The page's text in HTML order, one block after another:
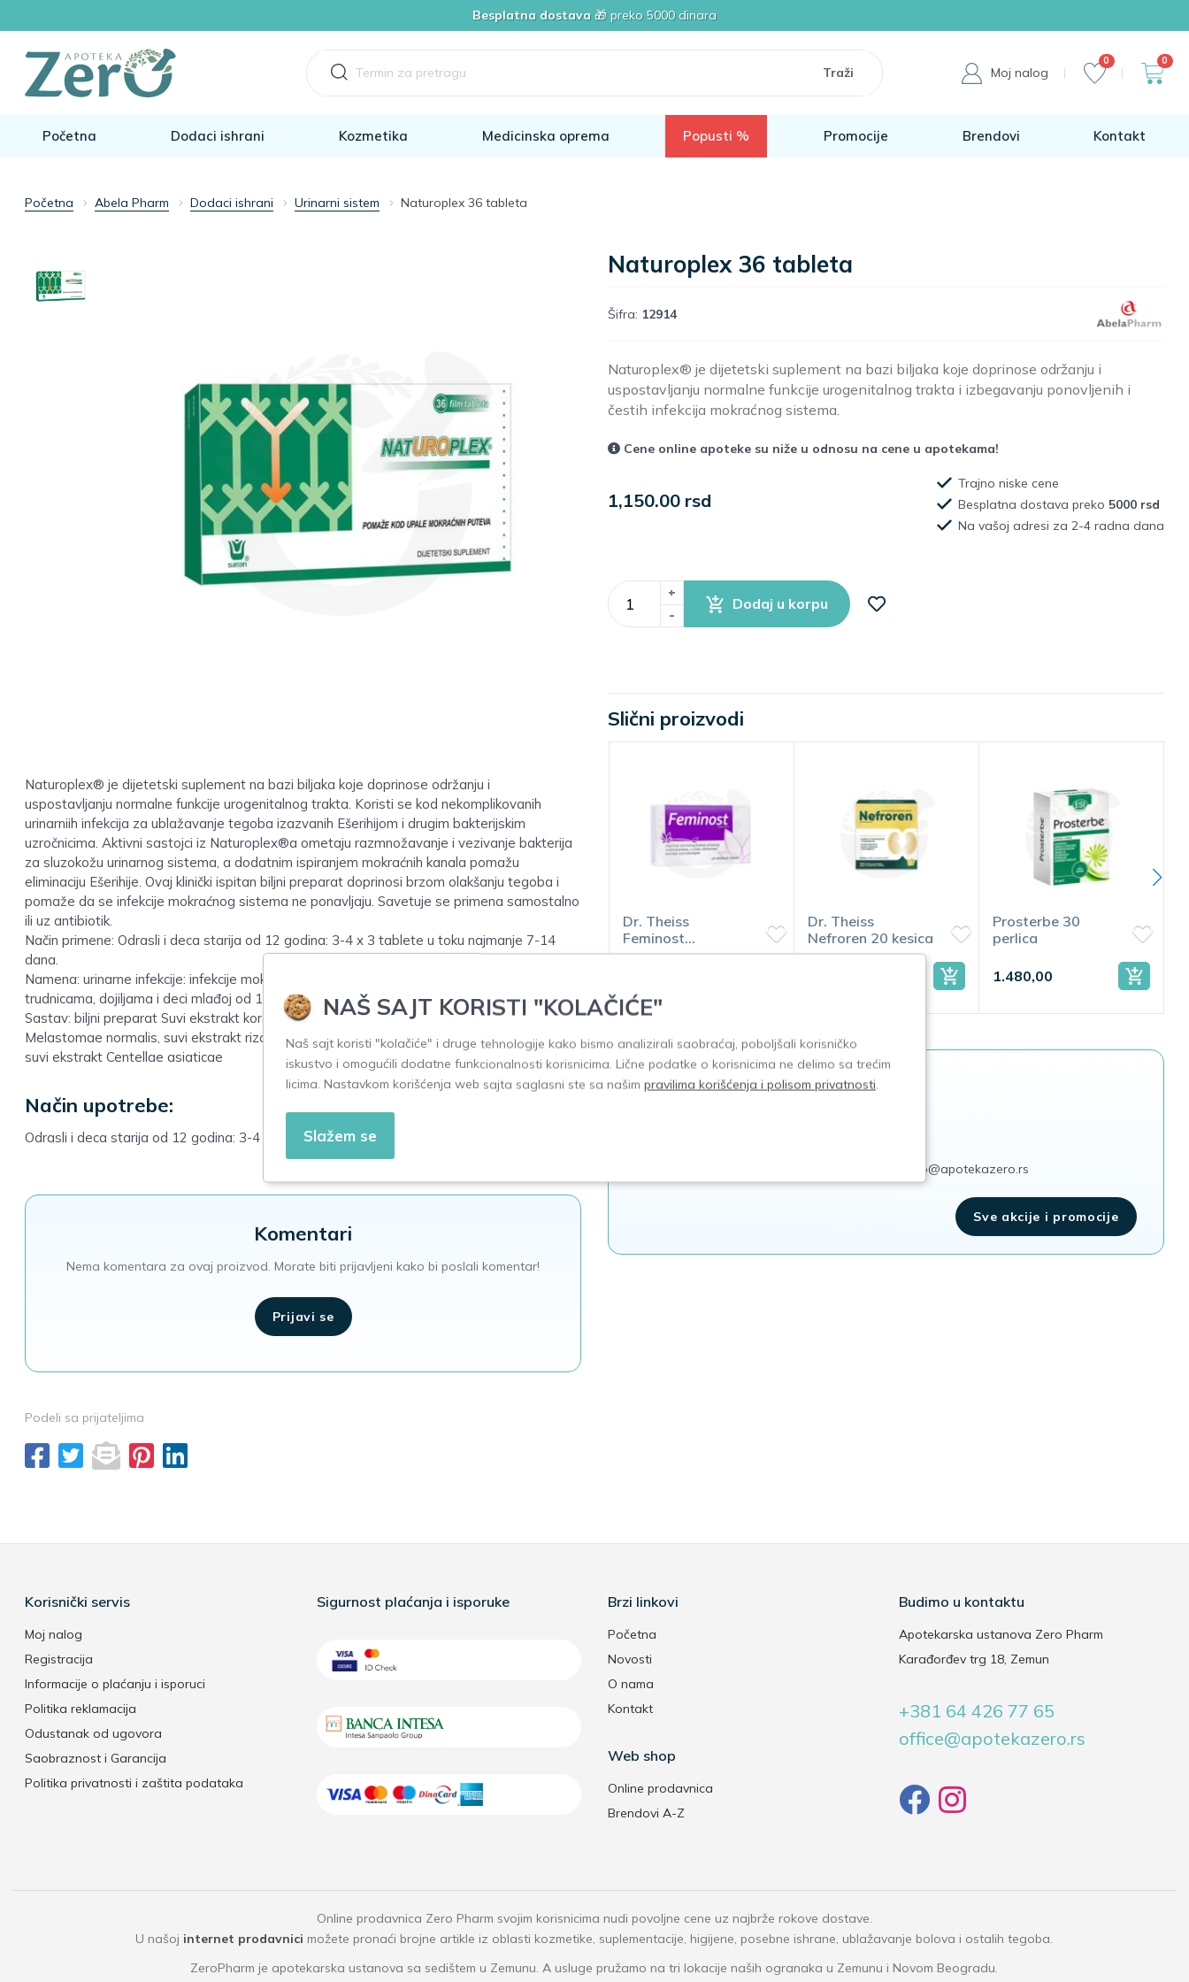
Besplatna dostava🎁 preko 5000 dinara
Moj nalog
0 0
Početna Dodaci ishrani Kozmetika Medicinska oprema Popusti % Promocije Brendovi Kontakt
Početna Abela Pharm Dodaci ishrani Urinarni sistem Naturoplex 36 tableta
Naturoplex® je dijetetski suplement na bazi biljaka koje doprinose održanju i
uspostavljanju normalne funkcije urogenitalnog trakta. Koristi se kod nekomplikovanih
urinarniih infekcija za ublažavanje tegoba izazvanih Ešerihijom i drugim bakterijskim
uzročnicima. Aktivni sastojci iz Naturoplex®a ometaju razmnožavanje i vezivanje bakterija
za sluzokožu urinarnog sistema, a dodatnim ispiranjem mokraćnih kanala pomažu
eliminaciju Ešerihije. Ovaj klinički ispitan biljni preparat doprinosi brzom olakšanju tegoba i
pomaže da se infekcije mokraćnog sistema ne ponavljaju. Savetuje se primena samostalno
ili uz antibiotik.
Način primene: Odrasli i deca starija od 12 godina: 3-4 x 3 tablete u toku najmanje 7-14
dana.
Namena: urinarne infekcije: infekcije mokraćnih puteva i prostate. Proizvod nije namenjen
trudnicama, dojiljama i deci mlađoj od 12 godina.
Sastav: biljni preparat Suvi ekstrakt korena Rosae levigatae, suvi ekstrakt korena
Melastomae normalis, suvi ekstrakt rizoma Smilacis Chinae, suvi ekstrakt Lygodii japonicae,
suvi ekstrakt Centellae asiaticae
Način upotrebe:
Odrasli i deca starija od 12 godina: 3-4 x 3 tablete u toku najmanje 7-14 dana.
Komentari
Nema komentara za ovaj proizvod. Morate biti prijavljeni kako bi poslali komentar!
Prijavi se
Podeli sa prijateljima
Naturoplex 36 tableta
Šifra: 12914
Naturoplex® je dijetetski suplement na bazi biljaka koje doprinose održanju i
uspostavljanju normalne funkcije urogenitalnog trakta i izbegavanju ponovljenih i
čestih infekcija mokraćnog sistema.
Cene online apoteke su niže u odnosu na cene u apotekama!
1,150.00 rsd
Trajno niske cene
Besplatna dostava preko 5000 rsd
Na vašoj adresi za 2-4 radna dana
+
-
Dodaj u korpu
Slični proizvodi
Feminost
inkontinencija 56
Dr. Theiss
Nefroren 20 kesica
Prosterbe 30
perlica
Cranberry Cyst 30
1.018,00
info@apotekazero.rs
Sve akcije i promocije
Korisnički servis
Moj nalog
Registracija
Informacije o plaćanju i isporuci
Politika reklamacija
Odustanak od ugovora
Saobraznost i Garancija
Politika privatnosti i zaštita podataka
Sigurnost plaćanja i isporuke Brzi linkovi
Početna
Novosti
O nama
Kontakt
Web shop
Online prodavnica
Brendovi A-Z
Budimo u kontaktu
Apotekarska ustanova Zero Pharm
Karađorđev trg 18, Zemun
+381 64 426 77 65
office@apotekazero.rs
Online prodavnica Zero Pharm svojim korisnicima nudi povoljne cene uz najbrže rokove dostave.
U našoj internet prodavnici možete pronaći brojne artikle iz oblasti kozmetike, suplementacije, higijene, posebne ishrane, ublažavanje bolova i ostalih tegoba.
ZeroPharm je apotekarska ustanova sa sedištem u Zemunu. A usluge pružamo na tri lokacije naših ogranaka u Zemunu i Novom Beogradu.
NAŠ SAJT KORISTI "KOLAČIĆE"
Naš sajt koristi "kolačiće" i druge tehnologije kako bismo analizirali saobraćaj, poboljšali korisničko
iskustvo i omogućili dodatne funkcionalnosti korisnicima. Lične podatke o korisnicima ne delimo sa trećim
licima. Nastavkom korišćenja web sajta saglasni ste sa našim pravilima korišćenja i polisom privatnosti.
Slažem se